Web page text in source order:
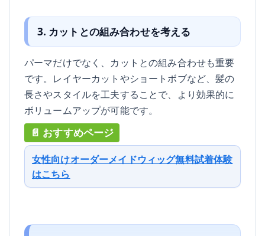
3. カットとの組み合わせを考える
パーマだけでなく、カットとの組み合わせも重要
です。レイヤーカットやショートボブなど、髪の
長さやスタイルを工夫することで、より効果的に
ボリュームアップが可能です。
女性向けオーダーメイドウィッグ無料試着体験
はこちら